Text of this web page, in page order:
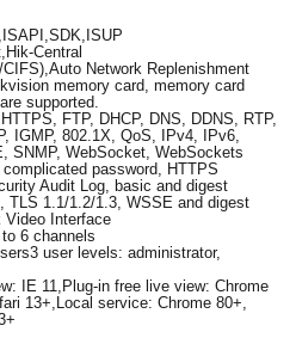
Central
Network Replenishment
memory card, memory card
supported.
FTP, DHCP, DNS, DDNS, RTP,
IGMP, 802.1X, QoS, IPv4, IPv6,
SNMP, WebSocket, WebSockets
password, HTTPS
Audit Log, basic and digest
TLS 1.1/1.2/1.3, WSSE and digest
Video Interface
to 6 channels
user levels: administrator,
IE 11,Plug-in free live view: Chrome
13+,Local service: Chrome 80+,